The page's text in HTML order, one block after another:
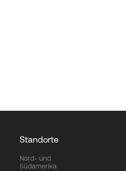
Standorte
Nord- und
Südamerika